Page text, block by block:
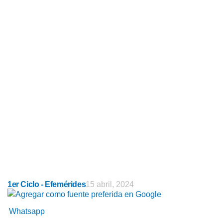
1er Ciclo - Efemérides15 abril, 2024
Whatsapp